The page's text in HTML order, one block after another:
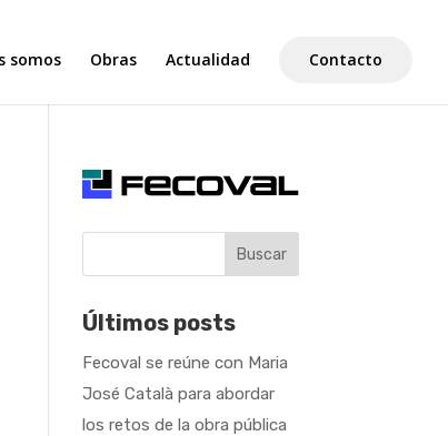
somos Obras Actualidad Contacto
Buscar
Últimos posts
Fecoval se reúne con Maria
José Català para abordar
los retos de la obra pública